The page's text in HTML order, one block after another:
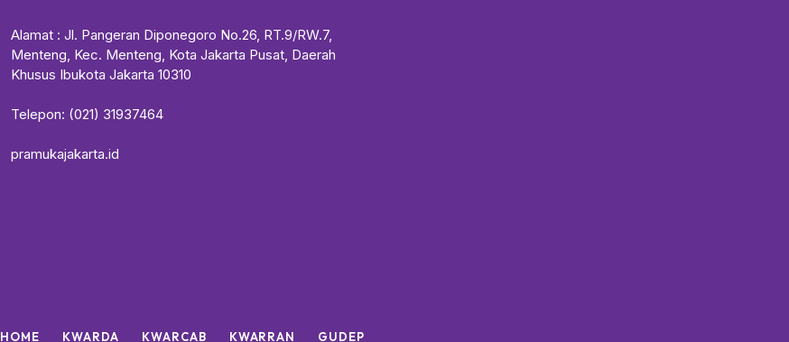
Alamat : Jl. Pangeran Diponegoro No.26, RT.9/RW.7,
Menteng, Kec. Menteng, Kota Jakarta Pusat, Daerah
Khusus Ibukota Jakarta 10310
Telepon: (021) 31937464
pramukajakarta.id
HOME KWARDA KWARCAB KWARRAN GUDEP